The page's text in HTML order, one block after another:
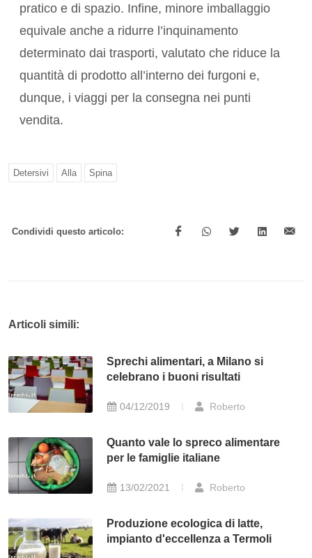
pratico e di spazio. Infine, minore imballaggio
equivale anche a ridurre l’inquinamento
determinato dai trasporti, valutato che riduce la
quantità di prodotto all’interno dei furgoni e,
dunque, i viaggi per la consegna nei punti
vendita.
Detersivi Alla Spina
Condividi questo articolo:
Articoli simili:
Sprechi alimentari, a Milano si
celebrano i buoni risultati
04/12/2019 Roberto
Quanto vale lo spreco alimentare
per le famiglie italiane
13/02/2021 Roberto
Produzione ecologica di latte,
impianto d'eccellenza a Termoli